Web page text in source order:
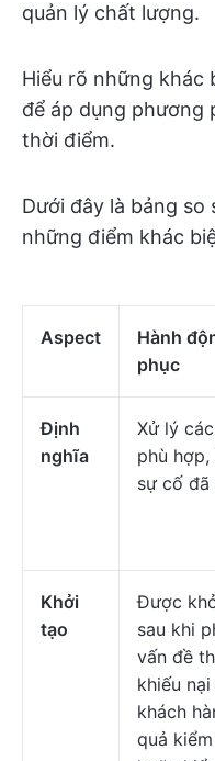
quản lý chất lượng.
Hiểu rõ những khác
để áp dụng phương
thời điểm.
Dưới đây là bảng so
những điểm khác
Aspect
Hành
phục
Định
nghĩa
Xử lý
phù
sự cố đã
Khởi
tạo
Được
sau khi
vấn đề
khiếu nại
khách
quả